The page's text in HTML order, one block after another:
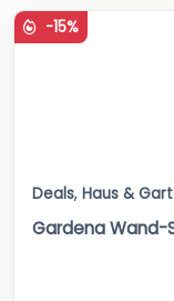
-15%
Deals, Haus &
Gardena Wand-